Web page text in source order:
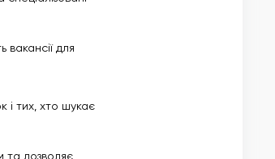
для
і тих, хто шукає
та дозволяє